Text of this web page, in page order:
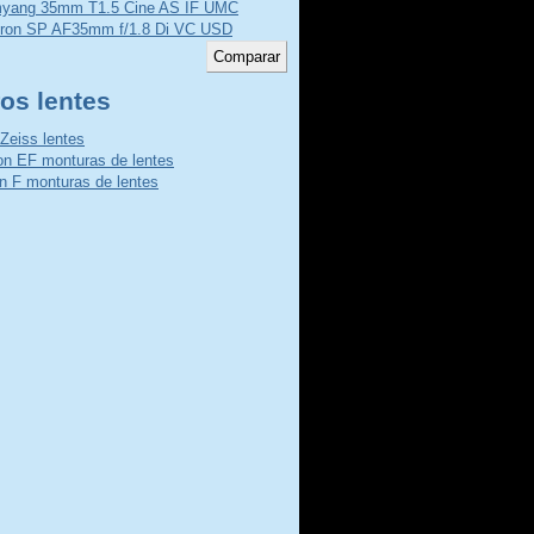
35mm T1.5 Cine AS IF UMC
SP AF35mm f/1.8 Di VC USD
lentes
lentes
EF monturas de lentes
F monturas de lentes